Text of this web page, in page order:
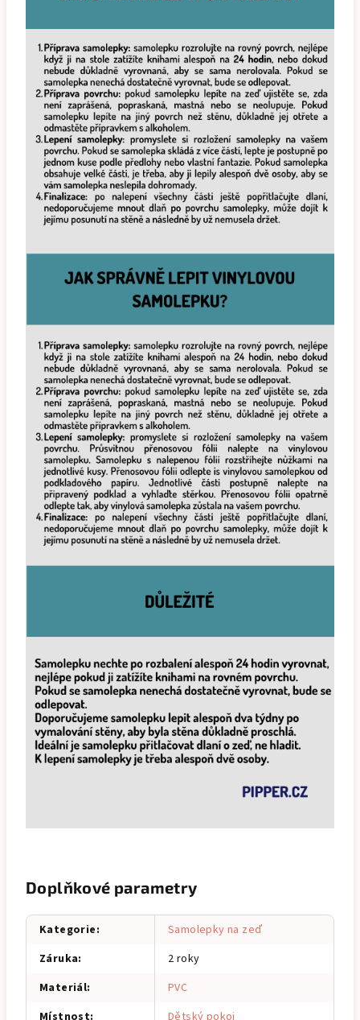
Doplňkové parametry
Kategorie:
Samolepky na zeď
Záruka:
2 roky
Materiál:
PVC
Místnost: Dětský pokoj